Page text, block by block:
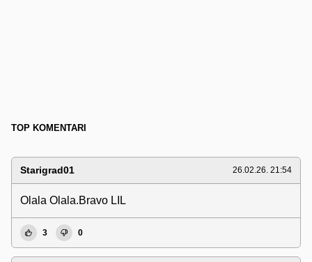
TOP KOMENTARI
Starigrad01 26.02.26. 21:54
Olala Olala.Bravo LIL
3 0